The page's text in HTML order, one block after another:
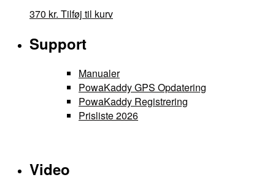
370 kr. Tilføj til kurv
Support
Manualer
PowaKaddy GPS Opdatering
PowaKaddy Registrering
Prisliste 2026
Video